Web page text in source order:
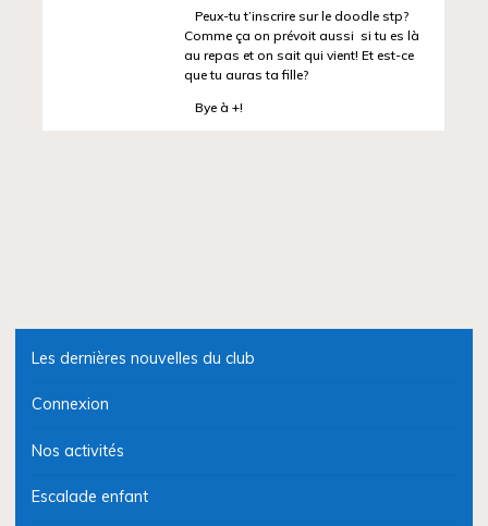
Peux-tu t’inscrire sur le doodle stp?
Comme ça on prévoit aussi si tu es là
au repas et on sait qui vient! Et est-ce
que tu auras ta fille?
Bye à +!
Les dernières nouvelles du club
Connexion
Nos activités
Escalade enfant